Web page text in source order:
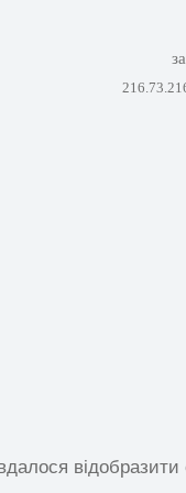
відобразити